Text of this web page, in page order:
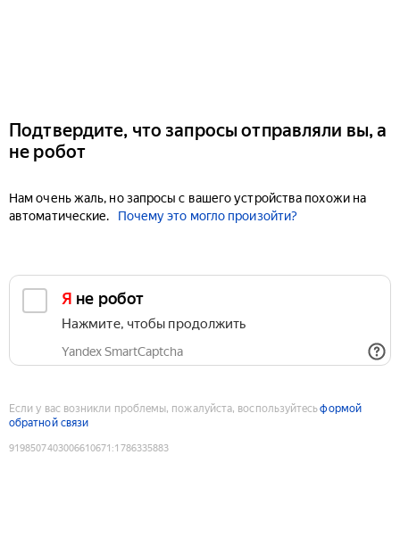
Подтвердите, что запросы отправляли вы, а
не робот
Нам очень жаль, но запросы с вашего устройства похожи на
автоматические.
Почему это могло произойти?
Я не робот
Нажмите, чтобы продолжить
Yandex SmartCaptcha
Если у вас возникли проблемы, пожалуйста, воспользуйтесьформой
обратной связи
9198507403006610671 :1786335883